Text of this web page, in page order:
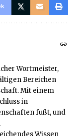
Wortmeister,
Bereichen
Mit einem
in
fußt, und